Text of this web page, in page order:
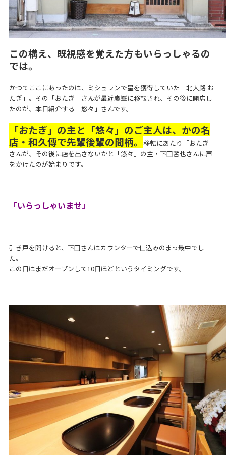
この構え、既視感を覚えた方もいらっしゃるの
では。
かつてここにあったのは、ミシュランで星を獲得していた「北大路 お
たぎ」。その「おたぎ」さんが最近鷹峯に移転され、その後に開店し
たのが、本日紹介する「悠々」さんです。
「おたぎ」の主と「悠々」のご主人は、かの名
店・和久傳で先輩後輩の間柄。
移転にあたり「おたぎ」
さんが、その後に店を出さないかと「悠々」の主・下田哲也さんに声
をかけたのが始まりです。
「いらっしゃいませ」
引き戸を開けると、下田さんはカウンターで仕込みのまっ最中でし
た。
この日はまだオープンして10日ほどというタイミングです。